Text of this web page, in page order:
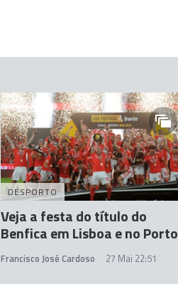
DESPORTO
Veja a festa do título do
Benfica em Lisboa e no Porto
Francisco José Cardoso 27 Mai 22:51